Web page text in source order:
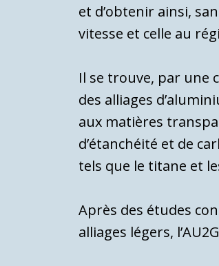
et d’obtenir ainsi,
vitesse et celle au
Il se trouve, par une
des alliages
aux matières
d’étanchéité et de
tels que le titane et
Après des études
al­liages légers,